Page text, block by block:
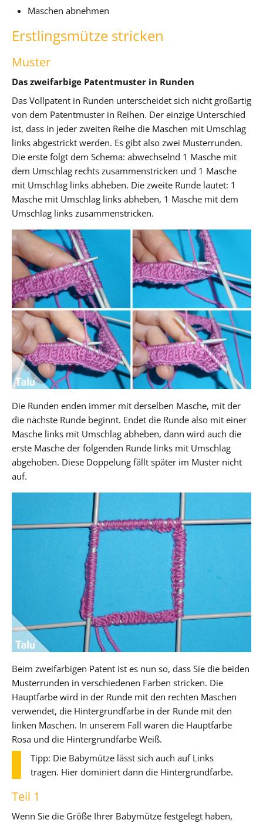
Maschen abnehmen
Erstlingsmütze stricken
Muster
Das zweifarbige Patentmuster in Runden
Das Vollpatent in Runden unterscheidet sich nicht großartig
von dem Patentmuster in Reihen. Der einzige Unterschied
ist, dass in jeder zweiten Reihe die Maschen mit Umschlag
links abgestrickt werden. Es gibt also zwei Musterrunden.
Die erste folgt dem Schema: abwechselnd 1 Masche mit
dem Umschlag rechts zusammenstricken und 1 Masche
mit Umschlag links abheben. Die zweite Runde lautet: 1
Masche mit Umschlag links abheben, 1 Masche mit dem
Umschlag links zusammenstricken.
Die Runden enden immer mit derselben Masche, mit der
die nächste Runde beginnt. Endet die Runde also mit einer
Masche links mit Umschlag abheben, dann wird auch die
erste Masche der folgenden Runde links mit Umschlag
abgehoben. Diese Doppelung fällt später im Muster nicht
auf.
Beim zweifarbigen Patent ist es nun so, dass Sie die beiden
Musterrunden in verschiedenen Farben stricken. Die
Hauptfarbe wird in der Runde mit den rechten Maschen
verwendet, die Hintergrundfarbe in der Runde mit den
linken Maschen. In unserem Fall waren die Hauptfarbe
Rosa und die Hintergrundfarbe Weiß.
Tipp: Die Babymütze lässt sich auch auf Links
tragen. Hier dominiert dann die Hintergrundfarbe.
Teil 1
Wenn Sie die Größe Ihrer Babymütze festgelegt haben,